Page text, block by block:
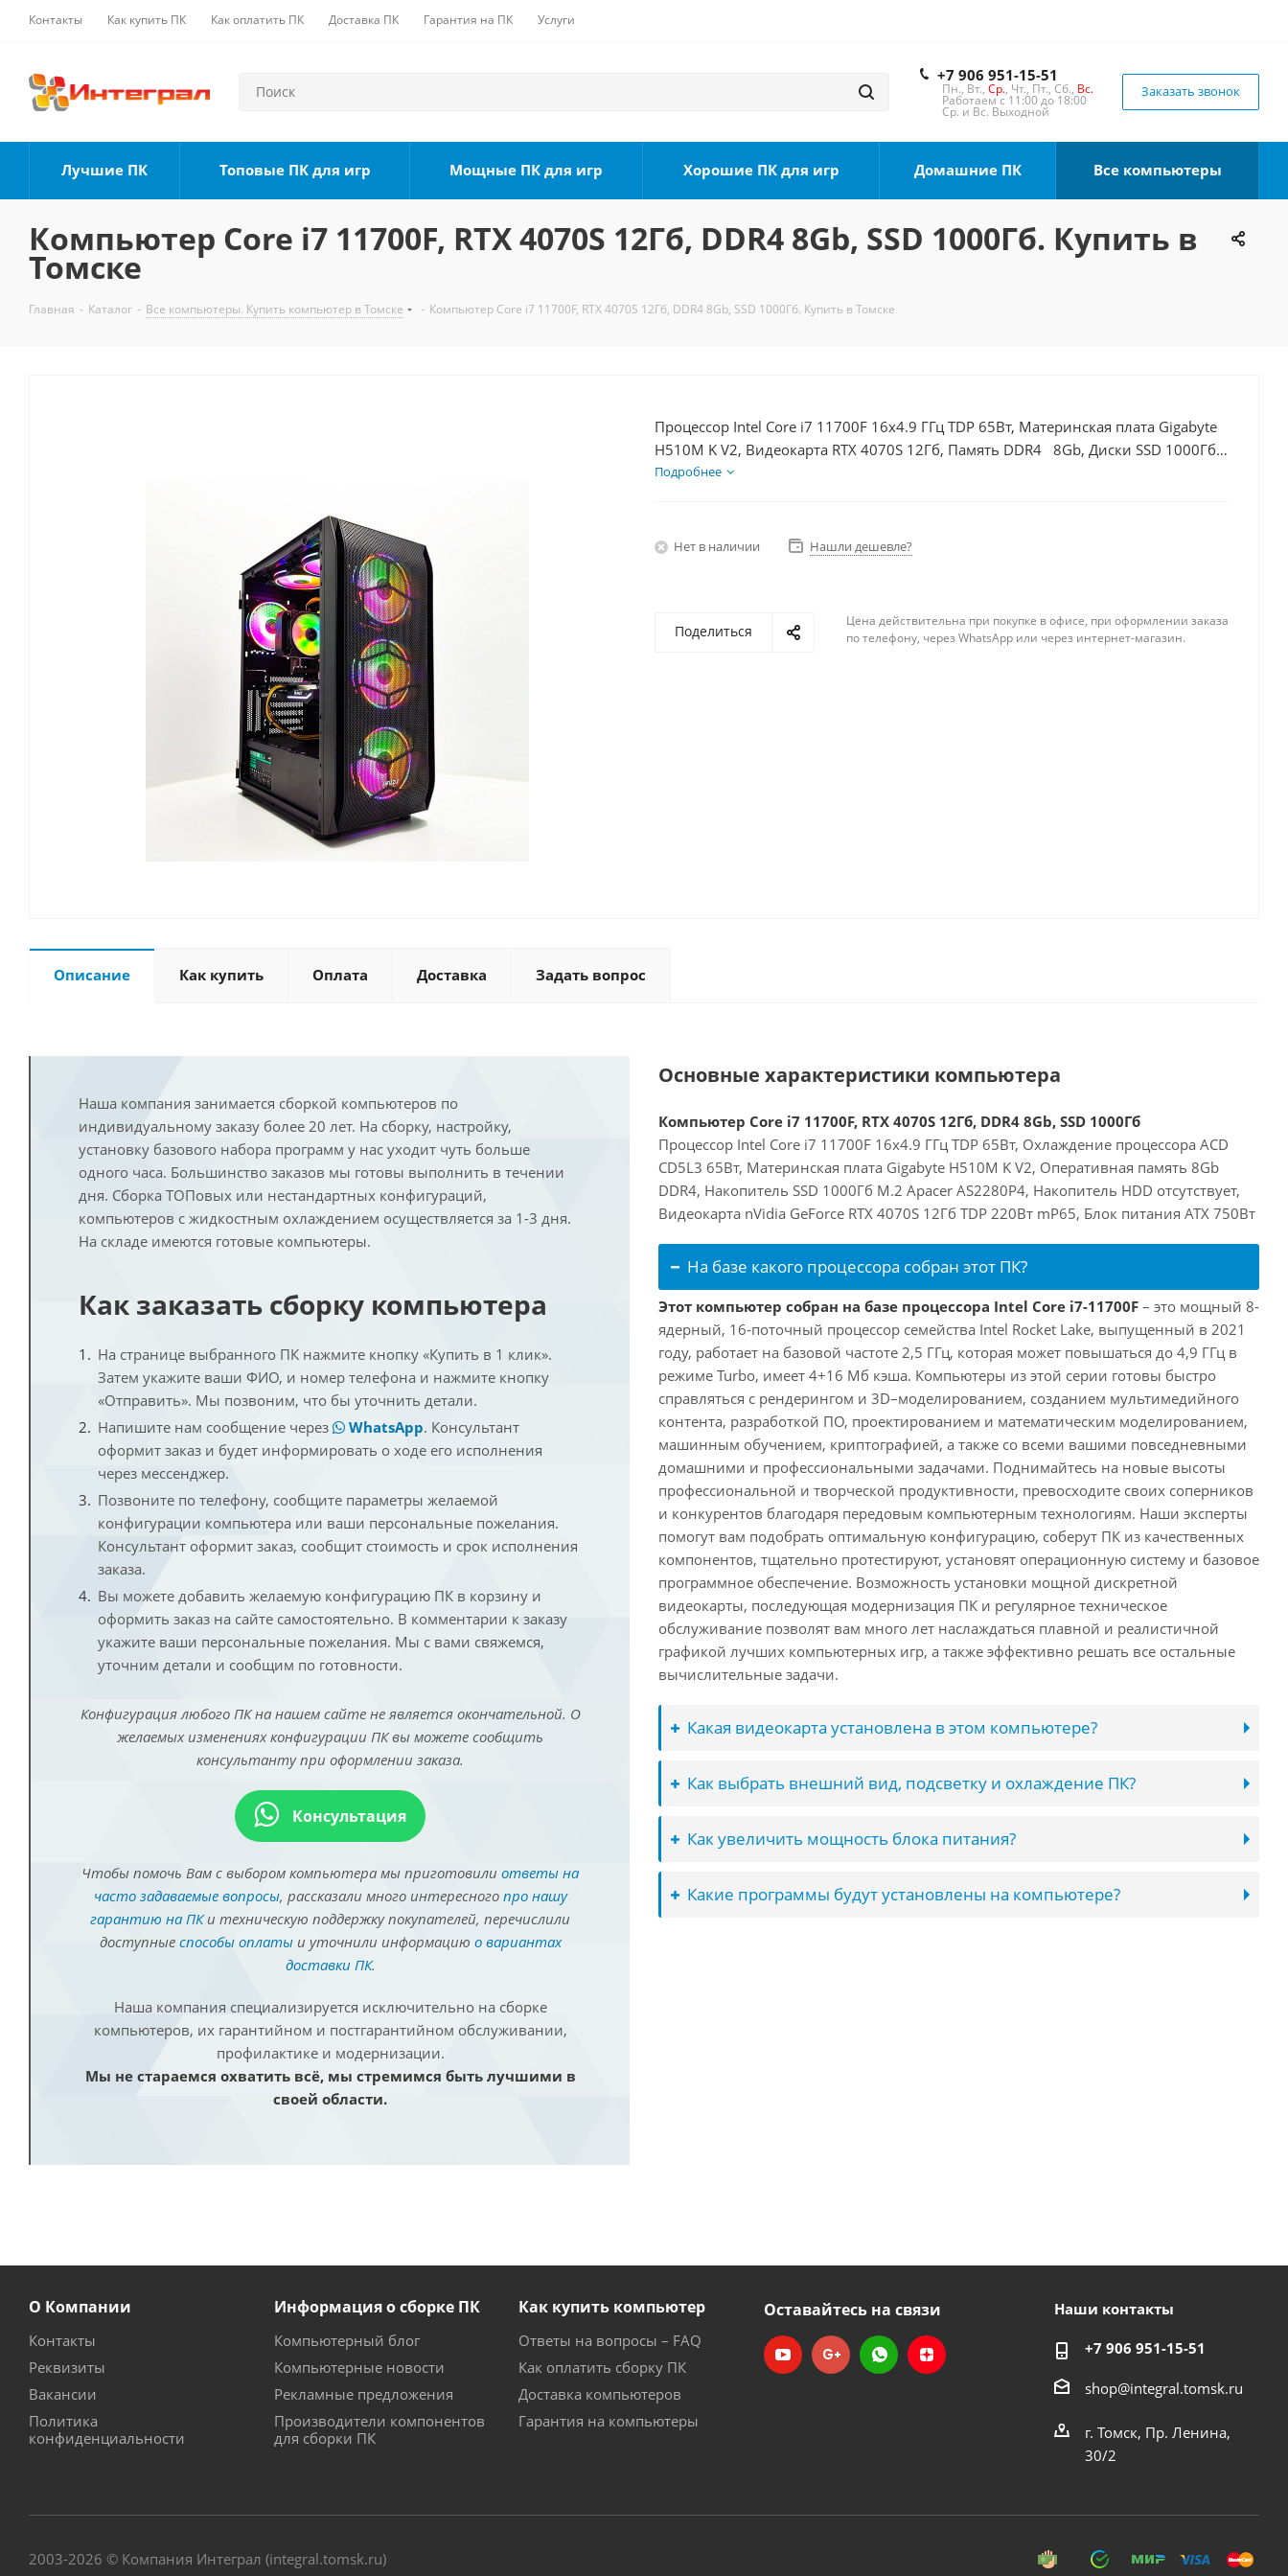
Контакты Как купить ПК Как оплатить ПК Доставка ПК Гарантия на ПК Услуги
+7 906 951-15-51
Пн., Вт., Ср., Чт., Пт., Сб., Вс.
Работаем с 11:00 до 18:00
Ср. и Вс. Выходной
Заказать звонок
Лучшие ПК Топовые ПК для игр Мощные ПК для игр Хорошие ПК для игр Домашние ПК Все компьютеры
Компьютер Core i7 11700F, RTX 4070S 12Гб, DDR4 8Gb, SSD 1000Гб. Купить в
Томске
Главная - Каталог - Все компьютеры. Купить компьютер в Томске - Компьютер Core i7 11700F, RTX 4070S 12Гб, DDR4 8Gb, SSD 1000Гб. Купить в Томске
Процессор Intel Core i7 11700F 16x4.9 ГГц TDP 65Вт, Материнская плата Gigabyte
H510M K V2, Видеокарта RTX 4070S 12Гб, Память DDR4 8Gb, Диски SSD 1000Гб,
БП 750Вт
Подробнее
Нет в наличии Нашли дешевле?
Поделиться
Цена действительна при покупке в офисе, при оформлении заказа
по телефону, через WhatsApp или через интернет-магазин.
Описание Как купить Оплата Доставка Задать вопрос
Наша компания занимается сборкой компьютеров по
индивидуальному заказу более 20 лет. На сборку, настройку,
установку базового набора программ у нас уходит чуть больше
одного часа. Большинство заказов мы готовы выполнить в течении
дня. Сборка ТОПовых или нестандартных конфигураций,
компьютеров с жидкостным охлаждением осуществляется за 1-3 дня.
На складе имеются готовые компьютеры.
Как заказать сборку компьютера
На странице выбранного ПК нажмите кнопку «Купить в 1 клик».
Затем укажите ваши ФИО, и номер телефона и нажмите кнопку
«Отправить». Мы позвоним, что бы уточнить детали.
Напишите нам сообщение через
WhatsApp. Консультант
оформит заказ и будет информировать о ходе его исполнения
через мессенджер.
Позвоните по телефону, сообщите параметры желаемой
конфигурации компьютера или ваши персональные пожелания.
Консультант оформит заказ, сообщит стоимость и срок исполнения
заказа.
Вы можете добавить желаемую конфигурацию ПК в корзину и
оформить заказ на сайте самостоятельно. В комментарии к заказу
укажите ваши персональные пожелания. Мы с вами свяжемся,
уточним детали и сообщим по готовности.
Конфигурация любого ПК на нашем сайте не является окончательной. О
желаемых изменениях конфигурации ПК вы можете сообщить
консультанту при оформлении заказа.
Консультация
Чтобы помочь Вам с выбором компьютера мы приготовили ответы на
часто задаваемые вопросы, рассказали много интересного про нашу
гарантию на ПКи техническую поддержку покупателей, перечислили
доступные способы оплатыи уточнили информацию о вариантах
доставки ПК.
Наша компания специализируется исключительно на сборке
компьютеров, их гарантийном и постгарантийном обслуживании,
профилактике и модернизации.
Мы не стараемся охватить всё, мы стремимся быть лучшими в
своей области.
Основные характеристики компьютера
Компьютер Core i7 11700F, RTX 4070S 12Гб, DDR4 8Gb, SSD 1000Гб
Процессор Intel Core i7 11700F 16x4.9 ГГц TDP 65Вт, Охлаждение процессора ACD
CD5L3 65Вт, Материнская плата Gigabyte H510M K V2, Оперативная память 8Gb
DDR4, Накопитель SSD 1000Гб M.2 Apacer AS2280P4, Накопитель HDD отсутствует,
Видеокарта nVidia GeForce RTX 4070S 12Гб TDP 220Вт mP65, Блок питания ATX 750Вт
На базе какого процессора собран этот ПК?
Этот компьютер собран на базе процессора Intel Core i7-11700F – это мощный 8-
ядерный, 16-поточный процессор семейства Intel Rocket Lake, выпущенный в 2021
году, работает на базовой частоте 2,5 ГГц, которая может повышаться до 4,9 ГГц в
режиме Turbo, имеет 4+16 Мб кэша. Компьютеры из этой серии готовы быстро
справляться с рендерингом и 3D–моделированием, созданием мультимедийного
контента, разработкой ПО, проектированием и математическим моделированием,
машинным обучением, криптографией, а также со всеми вашими повседневными
домашними и профессиональными задачами. Поднимайтесь на новые высоты
профессиональной и творческой продуктивности, превосходите своих соперников
и конкурентов благодаря передовым компьютерным технологиям. Наши эксперты
помогут вам подобрать оптимальную конфигурацию, соберут ПК из качественных
компонентов, тщательно протестируют, установят операционную систему и базовое
программное обеспечение. Возможность установки мощной дискретной
видеокарты, последующая модернизация ПК и регулярное техническое
обслуживание позволят вам много лет наслаждаться плавной и реалистичной
графикой лучших компьютерных игр, а также эффективно решать все остальные
вычислительные задачи.
Какая видеокарта установлена в этом компьютере?
Как выбрать внешний вид, подсветку и охлаждение ПК?
Как увеличить мощность блока питания?
Какие программы будут установлены на компьютере?
О Компании
Контакты
Реквизиты
Вакансии
Политика
конфиденциальности
Информация о сборке ПК
Компьютерный блог
Компьютерные новости
Рекламные предложения
Производители компонентов
для сборки ПК
Как купить компьютер
Ответы на вопросы – FAQ
Как оплатить сборку ПК
Доставка компьютеров
Гарантия на компьютеры
Оставайтесь на связи Наши контакты
+7 906 951-15-51
shop@integral.tomsk.ru
г. Томск, Пр. Ленина,
30/2
2003-2026 © Компания Интеграл (integral.tomsk.ru)